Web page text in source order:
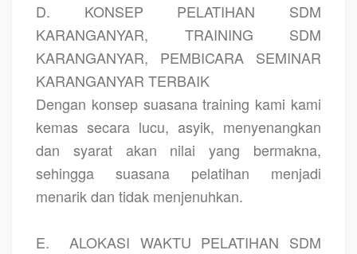
D. KONSEP PELATIHAN SDM
KARANGANYAR, TRAINING SDM
KARANGANYAR, PEMBICARA SEMINAR
KARANGANYAR TERBAIK
Dengan konsep suasana training kami kami
kemas secara lucu, asyik, menyenangkan
dan syarat akan nilai yang bermakna,
sehingga suasana pelatihan menjadi
menarik dan tidak menjenuhkan.
E.
ALOKASI WAKTU PELATIHAN SDM